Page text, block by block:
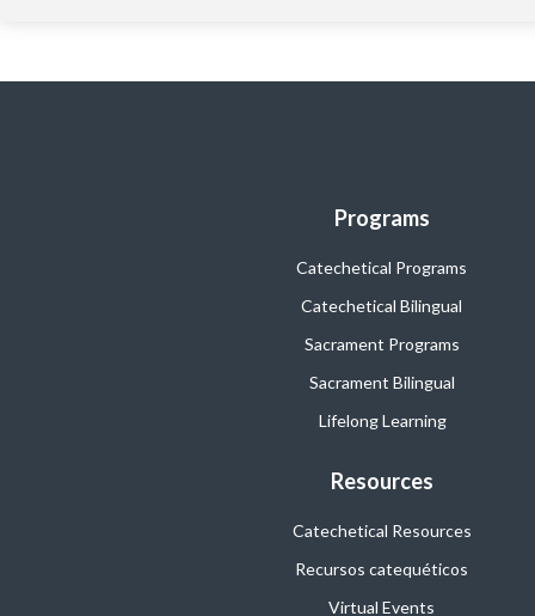
Programs
Catechetical Programs
Catechetical Bilingual
Sacrament Programs
Sacrament Bilingual
Lifelong Learning
Resources
Catechetical Resources
Recursos catequéticos
Virtual Events